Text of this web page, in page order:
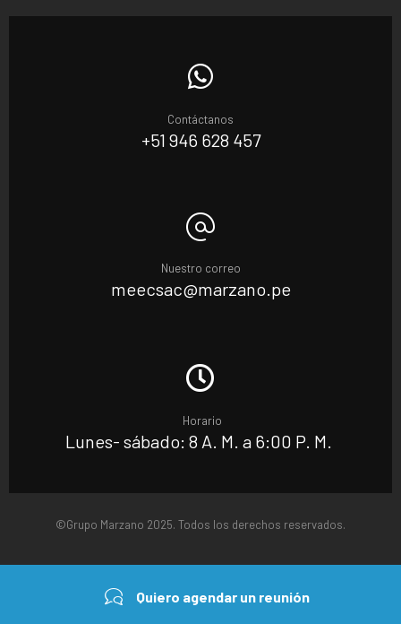
Contáctanos
+51 946 628 457
Nuestro correo
meecsac@marzano.pe
Horario
Lunes- sábado: 8 A. M. a 6:00 P. M.
©Grupo Marzano 2025. Todos los derechos reservados.
Quiero agendar un reunión